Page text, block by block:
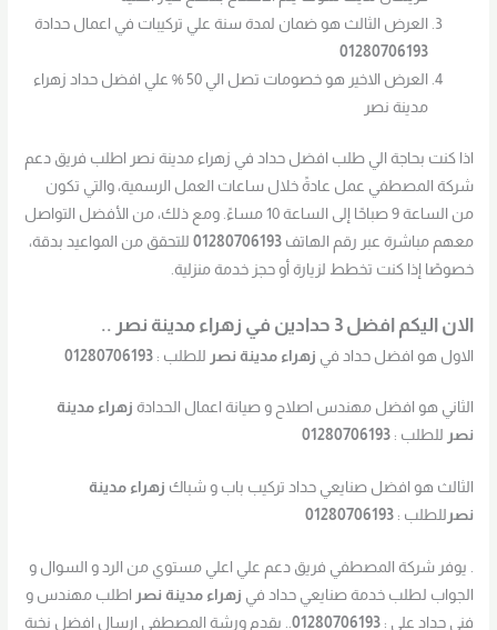
العرض الثالث هو ضمان لمدة سنة علي تركيبات في اعمال حدادة
01280706193
العرض الاخير هو خصومات تصل الي 50 % علي افضل حداد زهراء
مدينة نصر
اذا كنت بحاجة الي طلب افضل حداد في زهراء مدينة نصر اطلب فريق دعم
شركة المصطفي عمل عادةً خلال ساعات العمل الرسمية، والتي تكون
من الساعة 9 صباحًا إلى الساعة 10 مساءً. ومع ذلك، من الأفضل التواصل
معهم مباشرة عبر رقم الهاتف01280706193 للتحقق من المواعيد بدقة،
خصوصًا إذا كنت تخطط لزيارة أو حجز خدمة منزلية.
الان اليكم افضل 3 حدادين في زهراء مدينة نصر ..
الاول هو افضل حداد في زهراء مدينة نصر للطلب :01280706193
الثاني هو افضل مهندس اصلاح و صيانة اعمال الحدادة زهراء مدينة
نصر للطلب :01280706193
الثالث هو افضل صنايعي حداد تركيب باب و شباك زهراء مدينة
نصر للطلب :01280706193
. يوفر شركة المصطفي فريق دعم علي اعلي مستوي من الرد و السوال و
الجواب لطلب خدمة صنايعي حداد في زهراء مدينة نصر اطلب مهندس و
فني حداد علي :01280706193.. يقدم ورشة المصطفي ارسال افضل نخبة